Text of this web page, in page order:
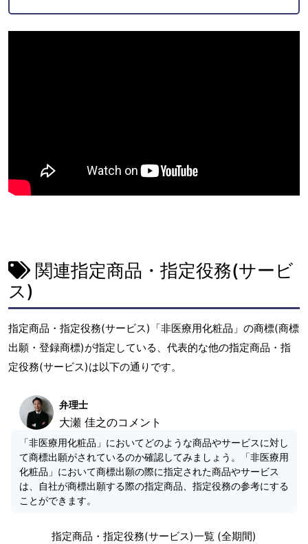
関連指定商品・指定役務(サービ
ス)
指定商品・指定役務(サービス)「非医療用化粧品」の商標(商標
出願・登録商標)が指定している、代表的な他の指定商品・指
定役務(サービス)は以下の通りです。
弁理士
大瀬 佳之のコメント
「非医療用化粧品」においてどのような商品やサービスに対し
て商標出願がされているのか確認してみましょう。「非医療用
化粧品」において商標出願の際に指定された商品やサービス
は、自社が商標出願する際の指定商品、指定役務の参考にする
ことができます。
指定商品・指定役務(サービス)一覧 (全期間)